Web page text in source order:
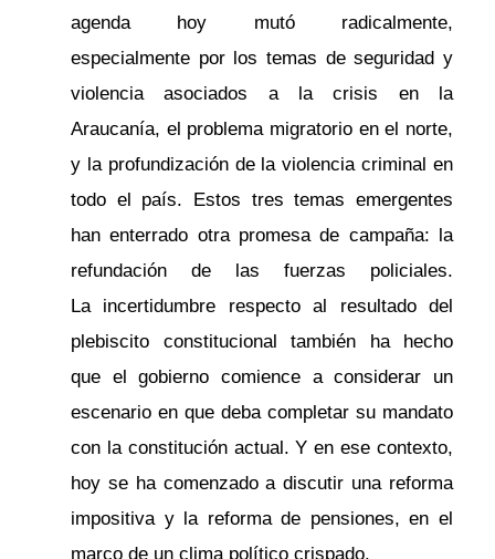
agenda hoy mutó radicalmente,
especialmente por los temas de seguridad y
violencia asociados a la crisis en la
Araucanía, el problema migratorio en el norte,
y la profundización de la violencia criminal en
todo el país. Estos tres temas emergentes
han enterrado otra promesa de campaña: la
refundación de las fuerzas policiales.
La incertidumbre respecto al resultado del
plebiscito constitucional también ha hecho
que el gobierno comience a considerar un
escenario en que deba completar su mandato
con la constitución actual. Y en ese contexto,
hoy se ha comenzado a discutir una reforma
impositiva y la reforma de pensiones, en el
marco de un clima político crispado.